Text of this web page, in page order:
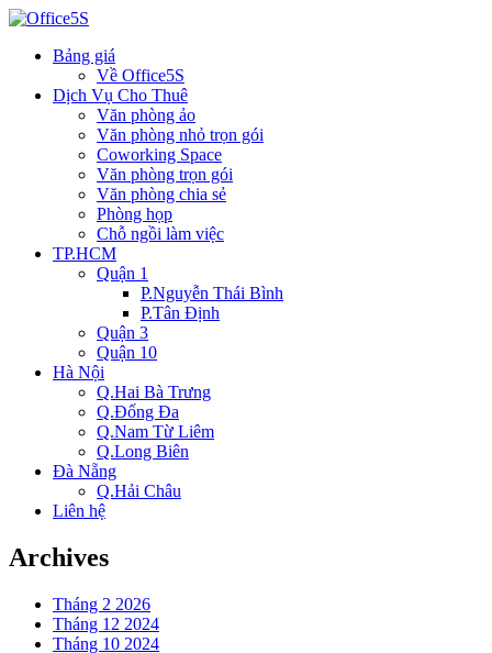
Bảng giá
Về Office5S
Dịch Vụ Cho Thuê
Văn phòng ảo
Văn phòng nhỏ trọn gói
Coworking Space
Văn phòng trọn gói
Văn phòng chia sẻ
Phòng họp
Chỗ ngồi làm việc
TP.HCM
Quận 1
P.Nguyễn Thái Bình
P.Tân Định
Quận 3
Quận 10
Hà Nội
Q.Hai Bà Trưng
Q.Đống Đa
Q.Nam Từ Liêm
Q.Long Biên
Đà Nẵng
Q.Hải Châu
Liên hệ
Archives
Tháng 2 2026
Tháng 12 2024
Tháng 10 2024